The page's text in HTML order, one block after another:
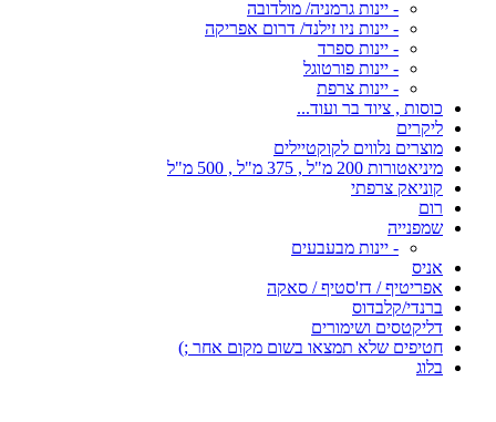
- יינות גרמניה/ מולדובה
- יינות ניו זילנד/ דרום אפריקה
- יינות ספרד
- יינות פורטוגל
- יינות צרפת
כוסות , ציוד בר ועוד...
ליקרים
מוצרים נלווים לקוקטיילים
מיניאטורות 200 מ"ל , 375 מ"ל , 500 מ"ל
קוניאק צרפתי
רום
שמפנייה
- יינות מבעבעים
אניס
אפריטיף / דז'סטיף / סאקה
ברנדי/קלבדוס
דליקטסים ושימורים
חטיפים שלא תמצאו בשום מקום אחר ;)
בלוג